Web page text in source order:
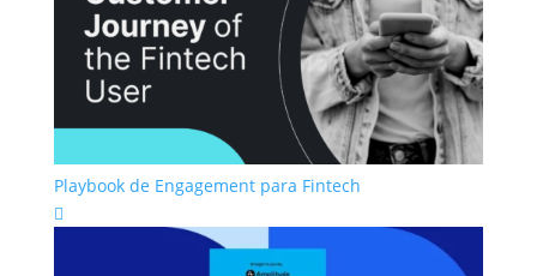
Playbook de Engagement para Fintech
